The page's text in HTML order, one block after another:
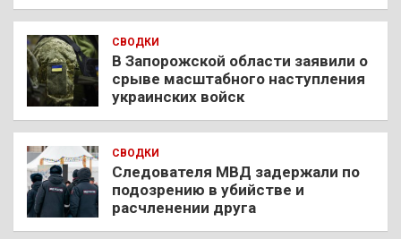
СВОДКИ
В Запорожской области заявили о
срыве масштабного наступления
украинских войск
СВОДКИ
Следователя МВД задержали по
подозрению в убийстве и
расчленении друга